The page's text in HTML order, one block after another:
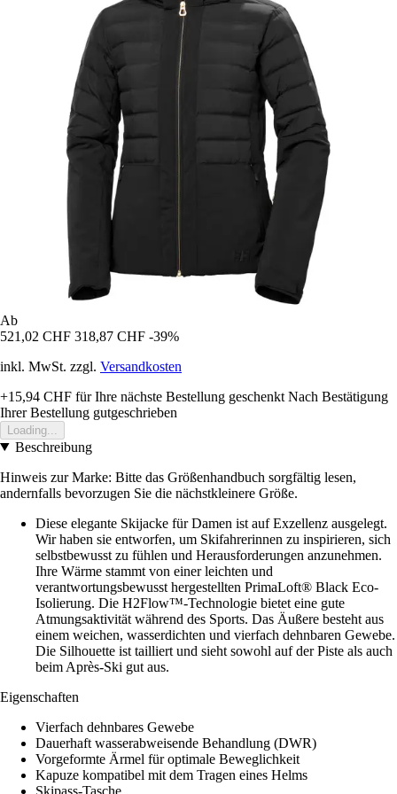
Ab
521,02 CHF 318,87 CHF -39%
inkl. MwSt. zzgl. Versandkosten
+15,94 CHF für Ihre nächste Bestellung geschenkt Nach Bestätigung
Ihrer Bestellung gutgeschrieben
Loading...
Beschreibung
Hinweis zur Marke: Bitte das Größenhandbuch sorgfältig lesen,
andernfalls bevorzugen Sie die nächstkleinere Größe.
Diese elegante Skijacke für Damen ist auf Exzellenz ausgelegt.
Wir haben sie entworfen, um Skifahrerinnen zu inspirieren, sich
selbstbewusst zu fühlen und Herausforderungen anzunehmen.
Ihre Wärme stammt von einer leichten und
verantwortungsbewusst hergestellten PrimaLoft® Black Eco-
Isolierung. Die H2Flow™-Technologie bietet eine gute
Atmungsaktivität während des Sports. Das Äußere besteht aus
einem weichen, wasserdichten und vierfach dehnbaren Gewebe.
Die Silhouette ist tailliert und sieht sowohl auf der Piste als auch
beim Après-Ski gut aus.
Eigenschaften
Vierfach dehnbares Gewebe
Dauerhaft wasserabweisende Behandlung (DWR)
Vorgeformte Ärmel für optimale Beweglichkeit
Kapuze kompatibel mit dem Tragen eines Helms
Skipass-Tasche